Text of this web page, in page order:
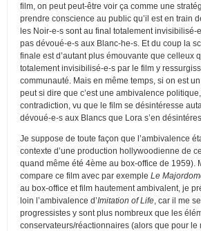
film, on peut peut-être voir ça comme une
prendre conscience au public qu’il est en train
les Noir-e-s sont au final totalement invisibilisé-
pas dévoué-e-s aux Blanc-he-s. Et du coup la
finale est d’autant plus émouvante que celleux
totalement invisibilisé-e-s par le film y
communauté. Mais en même temps, si on est
peut si dire que c’est une ambivalence
contradiction, vu que le film se désintéresse
dévoué-e-s aux Blancs que Lora s’en
Je suppose de toute façon que l’ambivalence
contexte d’une production hollywoodienne de
quand même été 4ème au box-office de 1959).
compare ce film avec par exemple Le
au box-office et film hautement ambivalent, je
loin l’ambivalence d’Imitation of Life , car il me
progressistes y sont plus nombreux que les
conservateurs/réactionnaires (alors que pour le